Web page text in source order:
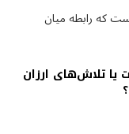
که رابطه میان
تلاش‌های ارزان